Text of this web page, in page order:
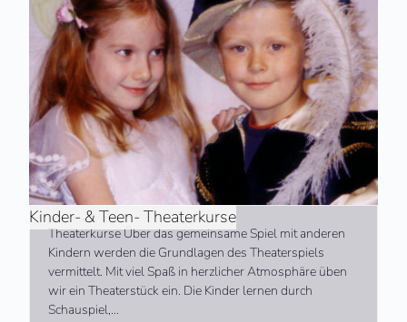
Kinder- & Teen- Theaterkurse
Theaterkurse Über das gemeinsame Spiel mit anderen
Kindern werden die Grundlagen des Theaterspiels
vermittelt. Mit viel Spaß in herzlicher Atmosphäre üben
wir ein Theaterstück ein. Die Kinder lernen durch
Schauspiel,…